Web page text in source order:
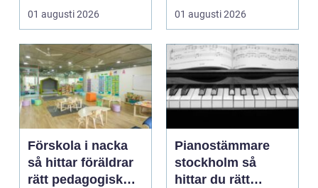
från punkt A till...
01 augusti 2026
och osäkert på samma
01 augusti 2026
Förskola i nacka
så hittar föräldrar
rätt pedagogisk
Pianostämmare
stockholm så
hittar du rätt